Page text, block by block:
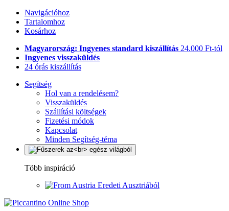
Navigációhoz
Tartalomhoz
Kosárhoz
Magyarország: Ingyenes standard kiszállítás 24.000 Ft-tól
Ingyenes visszaküldés
24 órás kiszállítás
Segítség
Hol van a rendelésem?
Visszaküldés
Szállítási költségek
Fizetési módok
Kapcsolat
Minden Segítség-téma
Több inspiráció
Eredeti Ausztriából